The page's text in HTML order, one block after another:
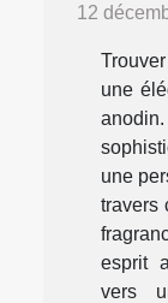
12
une
une
travers
esprit
vers